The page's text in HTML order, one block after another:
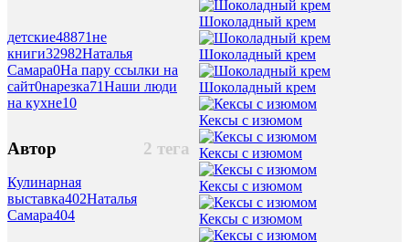
детские48871не
книги32982Наталья
Самара0На пару ссылки на
сайт0нарезка71Наши люди
на кухне10
2 тега
Автор
Кулинарная
выставка402Наталья
Самара404
Шоколадный крем
Шоколадный крем
Шоколадный крем
Кексы с изюмом
Кексы с изюмом
Кексы с изюмом
Кексы с изюмом